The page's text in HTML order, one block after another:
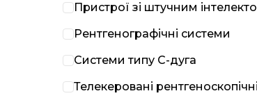
Пристрої зі штучним
Рентгенографічні системи
Системи типу С-дуга
Телекеровані